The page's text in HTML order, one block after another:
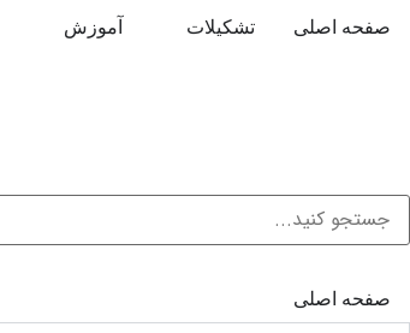
صفحه اصلی تشکیلات آموزش
صفحه اصلی